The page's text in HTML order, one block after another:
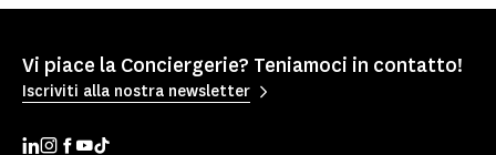
Vi piace la Conciergerie? Teniamoci in contatto!
Iscriviti alla nostra newsletter